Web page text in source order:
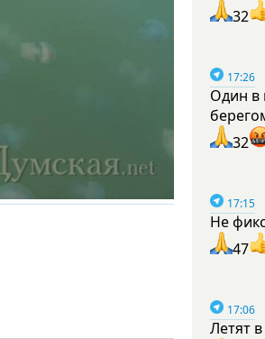
32
17:26
Один в
32
17:15
Не
47
17:06
Летят